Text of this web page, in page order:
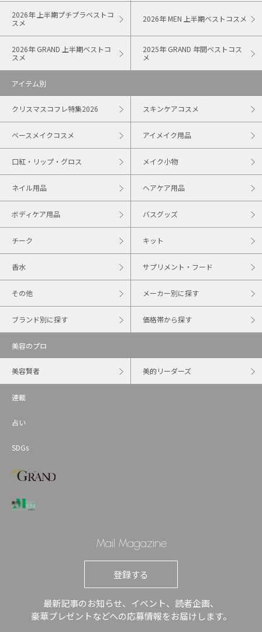
2026年 上半期プチプラベストコ
スメ
2026年 MEN 上半期ベストコスメ
2026年 GRAND 上半期ベストコ
スメ
2025年 GRAND 年間ベストコス
メ
アイテム別
クリスマスコフレ特集2026 スキンケアコスメ
ベースメイクコスメ アイメイク用品
口紅・リップ・グロス メイク小物
ネイル用品 ヘアケア用品
ボディケア用品 バスグッズ
チーク キット
香水 サプリメント・フード
その他 メーカー別に探す
ブランド別に探す 価格帯から探す
美容のプロ
美容賢者 美的リーダーズ
連載
占い
SDGs
Mail Magazine
登録する
最新記事のお知らせ、イベント、読者企画、
豪華プレゼントなどへの応募情報をお届けします。